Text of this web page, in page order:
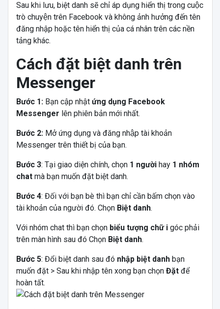
Sau khi lưu, biệt danh sẽ chỉ áp dụng hiển thị trong cuộc
trò chuyện trên Facebook và không ảnh hưởng đến tên
đăng nhập hoặc tên hiển thị của cá nhân trên các nền
tảng khác.
Cách đặt biệt danh trên
Messenger
Bước 1: Bạn cập nhật ứng dụng Facebook
Messenger lên phiên bản mới nhất.
Bước 2: Mở ứng dụng và đăng nhập tài khoản
Messenger trên thiết bị của bạn.
Bước 3: Tại giao diện chính, chọn 1 ngườihay 1 nhóm
chatmà bạn muốn đặt biệt danh.
Bước 4: Đối với bạn bè thì bạn chỉ cần bấm chọn vào
tài khoản của người đó. Chọn Biệt danh.
Với nhóm chat thì bạn chọn biểu tượng chữ igóc phải
trên màn hình sau đó Chọn Biệt danh.
Bước 5: Đổi biệt danh sau đó nhập biệt danhbạn
muốn đặt > Sau khi nhập tên xong bạn chọn Đặtđể
hoàn tất.